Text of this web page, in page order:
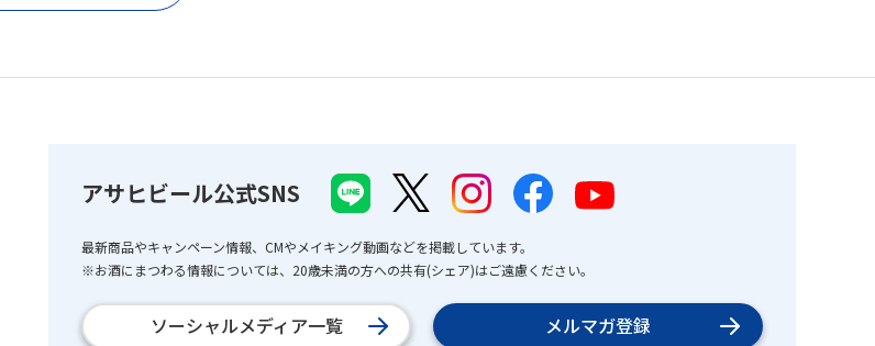
アサヒビール公式SNS
最新商品やキャンペーン情報、CMやメイキング動画などを掲載しています。
※お酒にまつわる情報については、20歳未満の方への共有(シェア)はご遠慮ください。
ソーシャルメディア一覧 メルマガ登録